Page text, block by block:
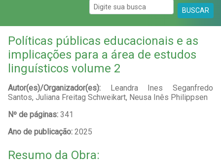
BUSCAR
Políticas públicas educacionais e as
implicações para a área de estudos
linguísticos volume 2
Autor(es)/Organizador(es):
Leandra Ines Seganfredo
Santos, Juliana Freitag Schweikart, Neusa Inês Philippsen
Nº de páginas: 341
Ano de publicação: 2025
Resumo da Obra: